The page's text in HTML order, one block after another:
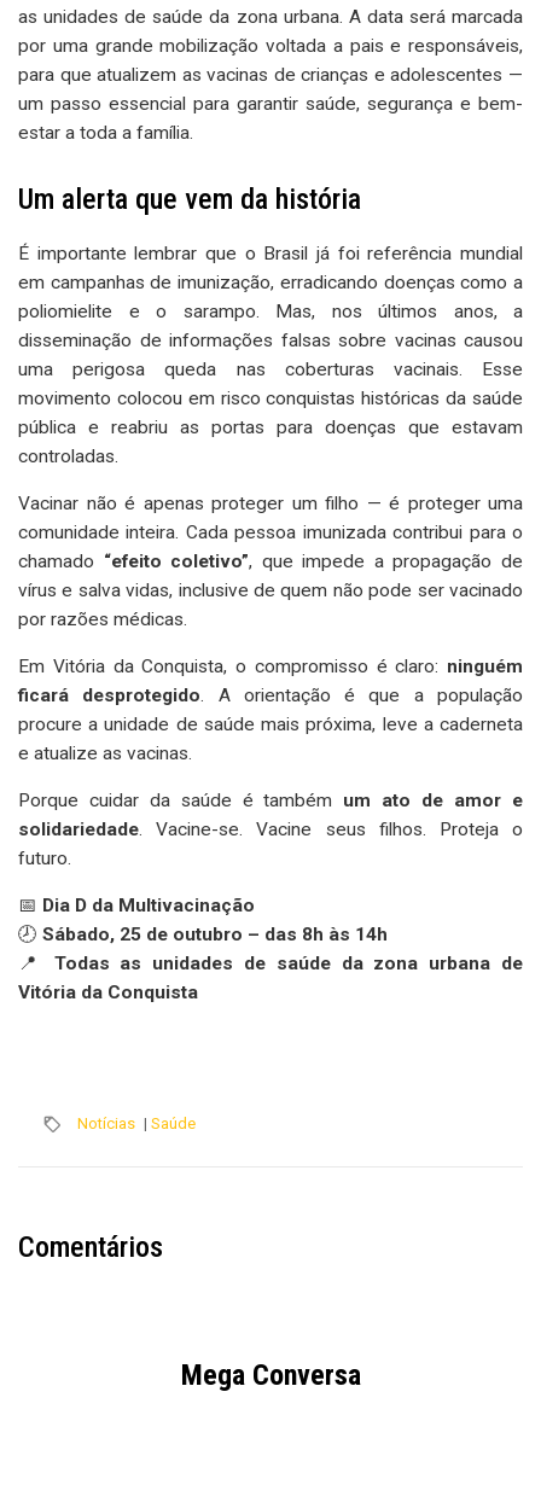
as unidades de saúde da zona urbana. A data será marcada
por uma grande mobilização voltada a pais e responsáveis,
para que atualizem as vacinas de crianças e adolescentes —
um passo essencial para garantir saúde, segurança e bem-
estar a toda a família.
Um alerta que vem da história
É importante lembrar que o Brasil já foi referência mundial
em campanhas de imunização, erradicando doenças como a
poliomielite e o sarampo. Mas, nos últimos anos, a
disseminação de informações falsas sobre vacinas causou
uma perigosa queda nas coberturas vacinais. Esse
movimento colocou em risco conquistas históricas da saúde
pública e reabriu as portas para doenças que estavam
controladas.
Vacinar não é apenas proteger um filho — é proteger uma
comunidade inteira. Cada pessoa imunizada contribui para o
chamado “efeito coletivo”, que impede a propagação de
vírus e salva vidas, inclusive de quem não pode ser vacinado
por razões médicas.
Em Vitória da Conquista, o compromisso é claro: ninguém
ficará desprotegido. A orientação é que a população
procure a unidade de saúde mais próxima, leve a caderneta
e atualize as vacinas.
Porque cuidar da saúde é também um ato de amor e
solidariedade. Vacine-se. Vacine seus filhos. Proteja o
futuro.
📅 Dia D da Multivacinação
🕗 Sábado, 25 de outubro – das 8h às 14h
📍 Todas as unidades de saúde da zona urbana de
Vitória da Conquista
Notícias | Saúde
Comentários
Mega Conversa